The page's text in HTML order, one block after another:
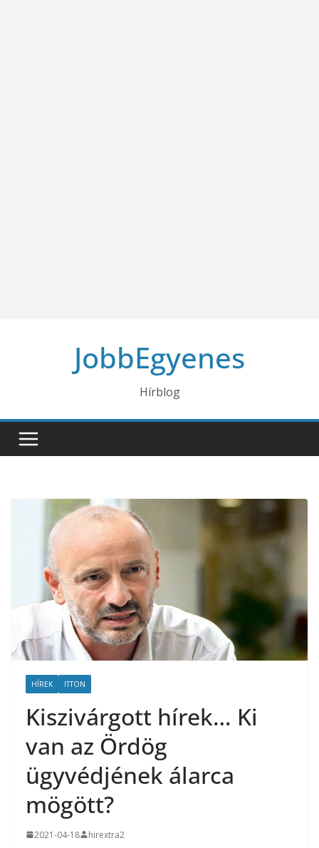
JobbEgyenes
Hírblog
HÍREK ITTON
Kiszivárgott hírek… Ki
van az Ördög
ügyvédjének álarca
mögött?
2021-04-18 hirextra2